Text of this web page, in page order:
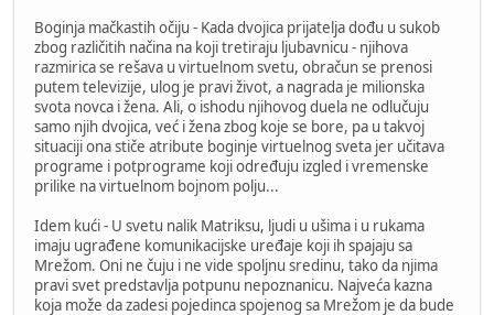
Boginja mačkastih očiju - Kada dvojica prijatelja dođu u sukob
zbog različitih načina na koji tretiraju ljubavnicu - njihova
razmirica se rešava u virtuelnom svetu, obračun se prenosi
putem televizije, ulog je pravi život, a nagrada je milionska
svota novca i žena. Ali, o ishodu njihovog duela ne odlučuju
samo njih dvojica, već i žena zbog koje se bore, pa u takvoj
situaciji ona stiče atribute boginje virtuelnog sveta jer učitava
programe i potprograme koji određuju izgled i vremenske
prilike na virtuelnom bojnom polju...
Idem kući - U svetu nalik Matriksu, ljudi u ušima i u rukama
imaju ugrađene komunikacijske uređaje koji ih spajaju sa
Mrežom. Oni ne čuju i ne vide spoljnu sredinu, tako da njima
pravi svet predstavlja potpunu nepoznanicu. Najveća kazna
koja može da zadesi pojedinca spojenog sa Mrežom je da bude